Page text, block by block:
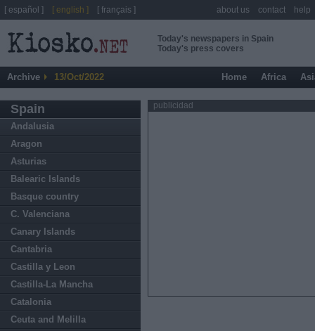
Today's newspapers in Spain
Today's press covers
Archive 13/Oct/2022 Home Africa
Spain
Andalusia
Aragon
Asturias
Balearic Islands
Basque country
C. Valenciana
Canary Islands
Cantabria
Castilla y Leon
Castilla-La Mancha
Catalonia
Ceuta and Melilla
publicidad
[ español ] [ english ] [ français ] about us contact help